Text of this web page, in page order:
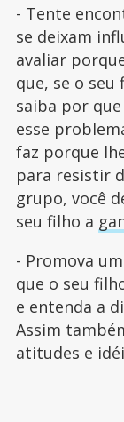
- Tente
se deixam
avaliar
que, se o seu
saiba por
esse
faz porque
para resistir
grupo, você
seu filho a
- Promova
que o seu
e entenda a
Assim
atitudes e